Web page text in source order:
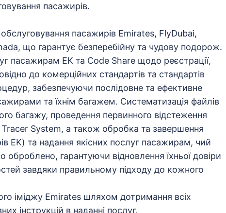
пасажирів.
пасажирів Emirates, FlyDubai,
що гарантує безперебійну та чудову подорож.
пасажирам EK та Code Share щодо реєстрації,
до комерційних стандартів та стандартів
забезпечуючи послідовне та ефективне
та їхнім багажем. Систематизація файлів
багажу, проведення первинного відстеження
System, а також обробка та завершення
EK) та надання якісних послуг пасажирам, чий
оброблено, гарантуючи відновлення їхньої довіри
завдяки правильному підходу до кожного
іміджу Emirates шляхом дотримання всіх
інструкцій в наданні послуг.